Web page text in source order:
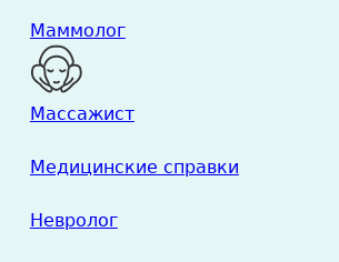
Маммолог
Массажист
Медицинские справки
Невролог